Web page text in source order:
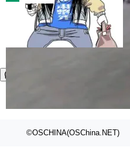
装完即用。 开源地址：Gitee ·
b 安装 支持 Java 8+（8~26）
x / Windows / Harmony PC。
x / Harmony PC curl -fsSL
体。企业级代码仓库通常包含数
个文件，其规模远超单次模型调
文窗口。随着项目规模的持续扩
不断累积，代码仓中的模块关系
务逻辑等关键信息往往分散于数
件之中，形成高度复杂的知识关
理解大规模代码仓时面临显著"
©OSCHINA(OSChina.NET)